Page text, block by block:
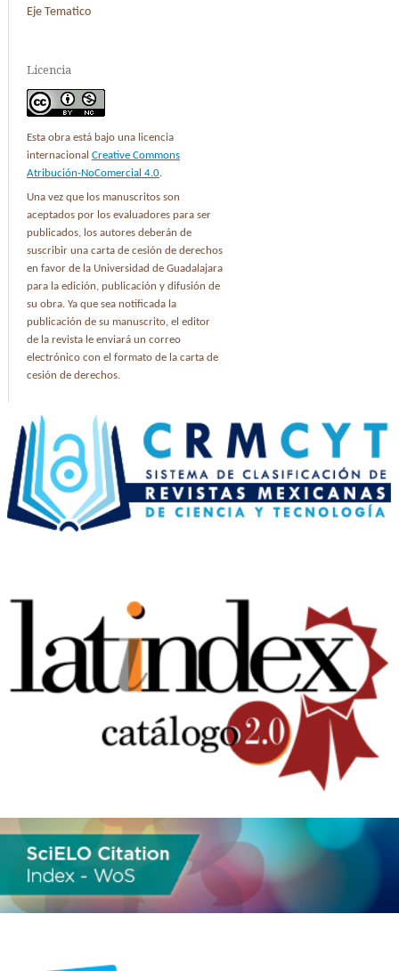
Eje Tematico
Licencia
Esta obra está bajo una licencia
internacional Creative Commons
Atribución-NoComercial 4.0.
Una vez que los manuscritos son
aceptados por los evaluadores para ser
publicados, los autores deberán de
suscribir una carta de cesión de derechos
en favor de la Universidad de Guadalajara
para la edición, publicación y difusión de
su obra. Ya que sea notificada la
publicación de su manuscrito, el editor
de la revista le enviará un correo
electrónico con el formato de la carta de
cesión de derechos.